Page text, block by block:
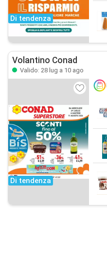
Di tendenza
Volantino Conad
Valido: 28 lug a 10 ago
Di tendenza